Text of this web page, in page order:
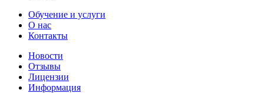
Обучение и услуги
О нас
Контакты
Новости
Отзывы
Лицензии
Информация